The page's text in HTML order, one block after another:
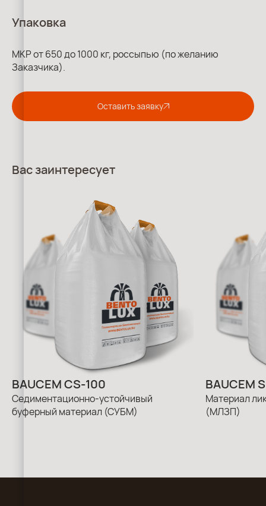
Упаковка
МКР от 650 до 1000 кг, россыпью (по желанию
Заказчика).
Оставить заявку
Вас заинтересует
BAUCEM СS-100
Седиментационно-устойчивый
буферный материал (СУБМ)
BAUCEM
Материал
(МЛЗП)